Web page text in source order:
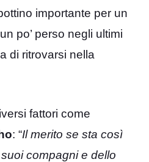
importante per un
po’ perso negli ultimi
di ritrovarsi nella
fattori come
: “Il merito se sta così
compagni e dello